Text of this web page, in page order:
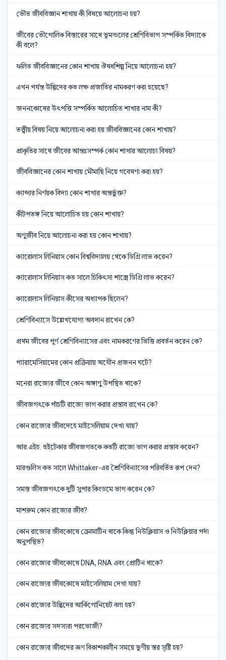
ভৌত জীববিজ্ঞান শাখায় কী বিষয়ে আলোচনা হয়?
জীবের ভৌগোলিক বিস্তারের সাথে ভূমন্ডলের শ্রেণিবিভাগ সম্পর্কিত বিদ্যাকে
কী বলে?
ফলিত জীববিজ্ঞানের কোন শাখায় ঔষধশিল্প নিয়ে আলোচনা হয়?
এখন পর্যন্ত উদ্ভিদের কত লক্ষ প্রজাতির নামকরণ করা হয়েছে?
জননকোষের উৎপত্তি সম্পর্কিত আলোচিত শাখার নাম কী?
তত্ত্বীয় বিষয় নিয়ে আলোচনা করা হয় জীববিজ্ঞানের কোন শাখায়?
প্রাকৃতির সাথে জীবের আন্তঃসম্পর্ক কোন শাখার আলোচ্য বিষয়?
জীববিজ্ঞানের কোন শাখায় মৌমাছি নিয়ে গবেষণা করা হয়?
ক্যান্সার নির্ণয়ক বিদ্যা কোন শাখার অন্তর্ভুক্ত?
কীটপতঙ্গ নিয়ে আলোচিত হয় কোন শাখায়?
অণুজীব নিয়ে আলোচনা করা হয় কোন শাখায়?
ক্যারোলাস লিনিয়াস কোন বিশ্ববিদ্যালয় থেকে ডিগ্রি লাভ করেন?
ক্যারোলাস লিনিয়াস কত সালে চিকিৎসা শাস্ত্রে ডিগ্রি লাভ করেন?
ক্যারোলাস লিনিয়াস কীসের অধ্যাপক ছিলেন?
শ্রেণিবিন্যাসে উল্লেখযোগ্য অবদান রাখেন কে?
প্রথম জীবের পূর্ণ শ্রেণিবিন্যাসের এবং নামকরণের ভিত্তি প্রবর্তন করেন কে?
প্যারামেসিয়ামের কোন প্রক্রিয়ায় অযৌন প্রজনন ঘটে?
মনেরা রাজ্যের জীবে কোন অঙ্গাণু উপস্থিত থাকে?
জীবজগৎকে পাঁচটি রাজ্যে ভাগ করার প্রস্তাব রাখেন কে?
কোন রাজ্যের জীবদেহে মাইসেলিয়াম দেখা যায়?
আর.এইচ. হুইটেকার জীবজগতকে কতটি রাজো ভাগ করার প্রস্তাব করেন?
মারগুলিস কত সালে Whittaker-এর শ্রৈণিবিন্যাসের পরিবর্তিত রূপ দেন?
সমস্ত জীবজগৎকে দুটি সুপার কিংডমে ভাগ করেন কে?
মাশরুম কোন রাজ্যের জীব?
কোন রাজ্যের জীবকোষে ক্রোমাটিন থাকে কিন্তু নিউক্লিয়াস ও নিউক্লিয়ার পর্দা
অনুপস্থিত?
কোন রাজ্যের জীবকোষে DNA, RNA এবং প্রোটিন থাকে?
কোন রাজ্যের জীবকোষে মাইসেলিয়াম দেখা যায়?
কোন রাজ্যের উদ্ভিদের আর্কিগোনিয়েট বলা হয়?
কোন রাজ্যের সদস্যরা পরভোজী?
কোন রাজ্যের জীবদের ভ্রূণ বিকাশকালীন সময়ে ভূণীয় স্তর সৃষ্টি হয়?